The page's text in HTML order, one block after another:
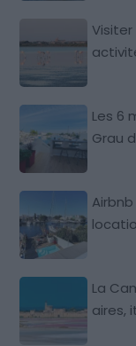
Les 6
Grau
La
aires,